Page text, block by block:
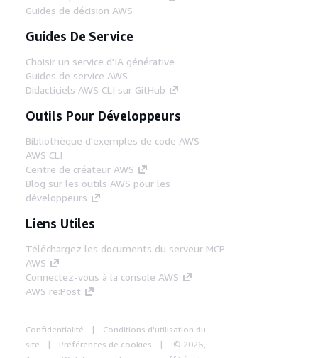
Guides de décision AWS
Guides De Service
Choisir un service d'IA générative
Guides de service AWS
Didacticiels AWS CLI sur GitHub
Outils Pour Développeurs
Bibliothèque d'exemples de code AWS
AWS CLI
Centre de créateur AWS
Blog sur les outils AWS pour les
développeurs
Liens Utiles
Téléchargez les documents du serveur MCP
AWS
Connectez-vous à la console AWS
AWS re:Post
Confidentialité
Conditions d'utilisation du
site
Préférences de cookies
© 2026,